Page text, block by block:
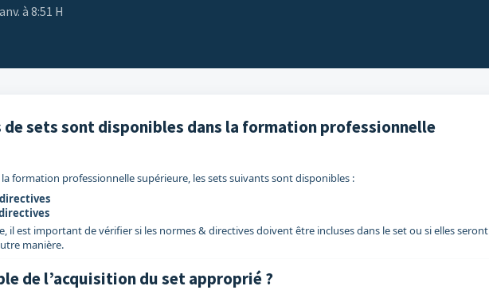
à 8:51 H
de sets sont disponibles dans la formation professionnelle
formation professionnelle supérieure, les sets suivants sont disponibles :
il est important de vérifier si les normes & directives doivent être incluses dans le set ou si elles seront
manière.
de l’acquisition du set approprié ?